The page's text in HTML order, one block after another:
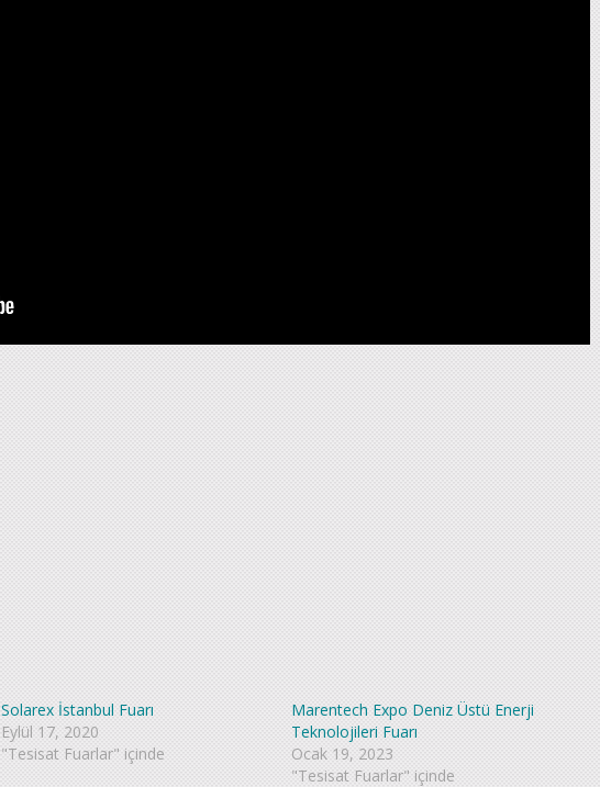
Solarex İstanbul Fuarı
Eylül 17, 2020
"Tesisat Fuarlar" içinde
Marentech Expo Deniz Üstü Enerji
Teknolojileri Fuarı
Ocak 19, 2023
"Tesisat Fuarlar" içinde